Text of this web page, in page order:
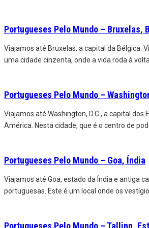
Portugueses Pelo Mundo – Bruxelas,
Viajamos até Bruxelas, a capital da Bélgica.
uma cidade cinzenta, onde a vida roda à
Portugueses Pelo Mundo –
Viajamos até Washington, D.C., a capital dos
América. Nesta cidade, que é o centro de
Portugueses Pelo Mundo – Goa, Índia
Viajamos até Goa, estado da Índia e antiga
portuguesas. Este é um local onde os
Portugueses Pelo Mundo – Tallinn,